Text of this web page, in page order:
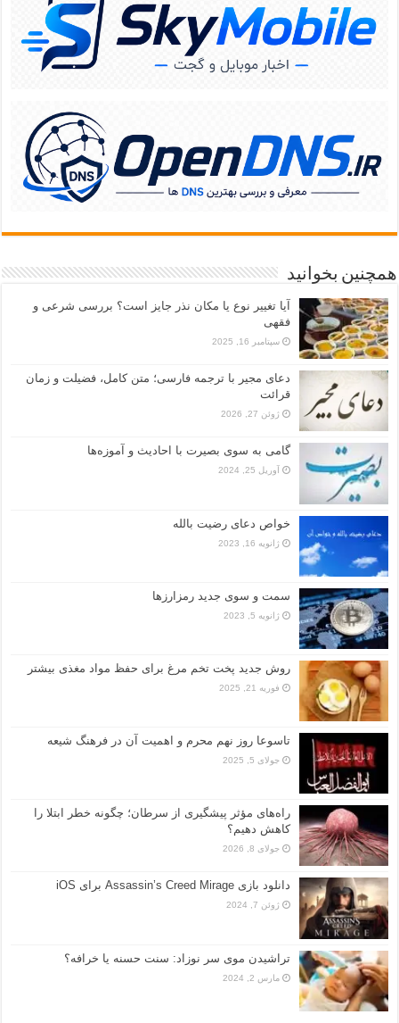
همچنین بخوانید
آیا تغییر نوع یا مکان نذر جایز است؟ بررسی شرعی و
فقهی
سپتامبر 16, 2025
دعای مجیر با ترجمه فارسی؛ متن کامل، فضیلت و زمان
قرائت
ژوئن 27, 2026
گامی به سوی بصیرت با احادیث و آموزه‌ها
آوریل 25, 2024
خواص دعای رضیت بالله
ژانویه 16, 2023
سمت و سوی جدید رمزارزها
ژانویه 5, 2023
روش جدید پخت تخم مرغ برای حفظ مواد مغذی بیشتر
فوریه 21, 2025
تاسوعا روز نهم محرم و اهمیت آن در فرهنگ شیعه
جولای 5, 2025
راه‌های مؤثر پیشگیری از سرطان؛ چگونه خطر ابتلا را
کاهش دهیم؟
جولای 8, 2026
دانلود بازی Assassin’s Creed Mirage برای iOS
ژوئن 7, 2024
تراشیدن موی سر نوزاد: سنت حسنه یا خرافه؟
مارس 2, 2024